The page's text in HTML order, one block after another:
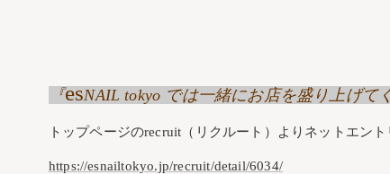
『esNAIL tokyo では一緒にお店を盛り上げて
トップページのrecruit（リクルート）よりネットエント
https://esnailtokyo.jp/recruit/detail/6034/